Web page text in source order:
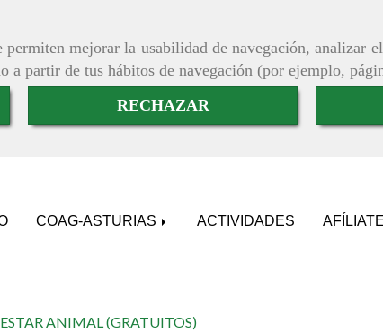
mejorar la usabilidad de navegación, analizar
a partir de tus hábitos de navegación (por ejemplo,
RECHAZAR
COAG-ASTURIAS ACTIVIDADES AFÍLIATE
ANIMAL (GRATUITOS)